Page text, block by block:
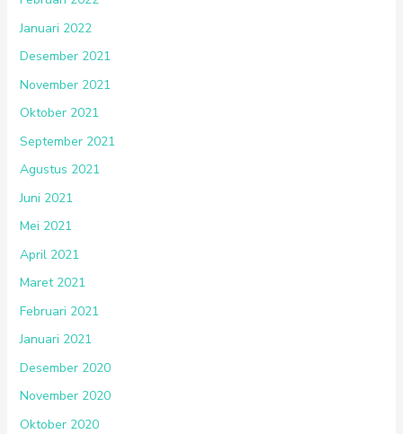
Januari 2022
Desember 2021
November 2021
Oktober 2021
September 2021
Agustus 2021
Juni 2021
Mei 2021
April 2021
Maret 2021
Februari 2021
Januari 2021
Desember 2020
November 2020
Oktober 2020